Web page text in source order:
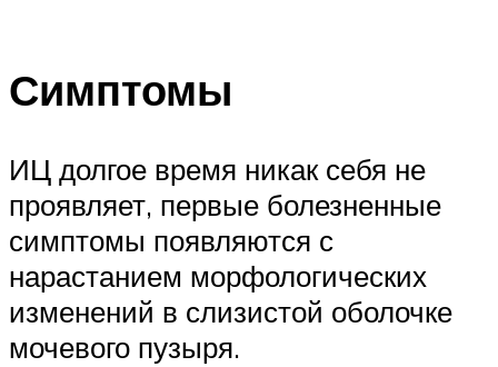
Симптомы
ИЦ долгое время никак себя не
проявляет, первые болезненные
симптомы появляются с
нарастанием морфологических
изменений в слизистой оболочке
мочевого пузыря.